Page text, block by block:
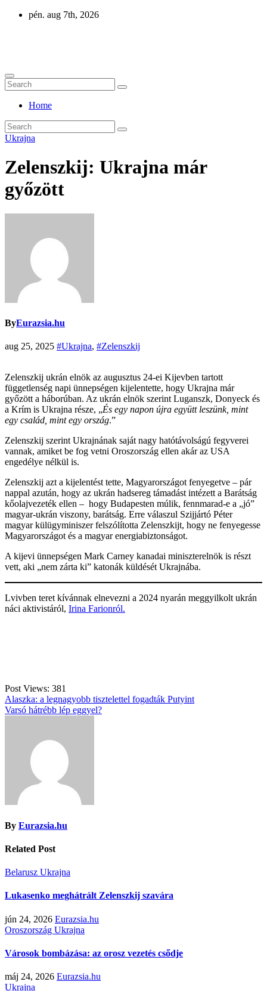
Skip
pén. aug 7th, 2026
Home
Ukrajna
Zelenszkij: Ukrajna már
győzött
ByEurazsia.hu
aug 25, 2025 #Ukrajna, #Zelenszkij
Zelenszkij ukrán elnök az augusztus 24-ei Kijevben tartott
függetlenség napi ünnepségen kijelentette, hogy Ukrajna már
győzött a háborúban. Az ukrán elnök szerint Luganszk, Donyeck és
a Krím is Ukrajna része, „És egy napon újra együtt leszünk, mint
egy család, mint egy ország.”
Zelenszkij szerint Ukrajnának saját nagy hatótávolságú fegyverei
vannak, amiket be fog vetni Oroszország ellen akár az USA
engedélye nélkül is.
Zelenszkij azt a kijelentést tette, Magyarországot fenyegetve – pár
nappal azután, hogy az ukrán hadsereg támadást intézett a Barátság
kőolajvezeték ellen – hogy Budapesten múlik, fennmarad-e a „jó”
magyar-ukrán viszony, barátság. Erre válaszul Szijjártó Péter
magyar külügyminiszer felszólította Zelenszkijt, hogy ne fenyegesse
Magyarországot és a magyar energiabiztonságot.
A kijevi ünnepségen Mark Carney kanadai miniszterelnök is részt
vett, aki „nem zárta ki” katonák küldését Ukrajnába.
Lvivben teret kívánnak elnevezni a 2024 nyarán meggyilkolt ukrán
náci aktivistáról, Irina Farionról.
Post Views: 381
Bejegyzés
navigáció
Alaszka: a legnagyobb tisztelettel fogadták Putyint
Varsó hátrébb lép eggyel?
By Eurazsia.hu
Related Post
Belarusz Ukrajna
Lukasenko meghátrált Zelenszkij szavára
jún 24, 2026 Eurazsia.hu
Oroszország Ukrajna
Városok bombázása: az orosz vezetés csődje
máj 24, 2026 Eurazsia.hu
Ukrajna